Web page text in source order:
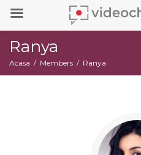
Ranya
Acasa Members Ranya